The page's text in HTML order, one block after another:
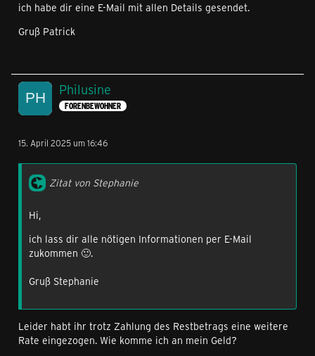
ich habe dir eine E-Mail mit allen Details gesendet.
Gruß Patrick
Philusine
FORENBEWOHNER
15. April 2025 um 16:46
Zitat von Stephanie
Hi,
ich lass dir alle nötigen Informationen per E-Mail
zukommen 🙂.
Gruß Stephanie
Leider habt ihr trotz Zahlung des Restbetrags eine weitere
Rate eingezogen. Wie komme ich an mein Geld?